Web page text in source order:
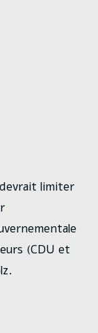
limiter
(CDU et